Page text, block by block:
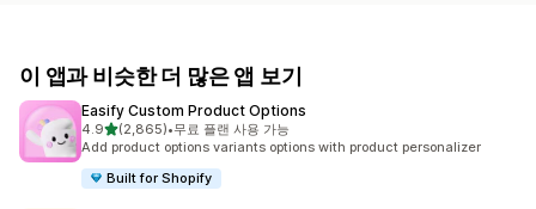
이 앱과 비슷한 더 많은 앱 보기
Easify Custom Product Options
4.9별 5개 중
(2,865)
총 리뷰 2865개
•무료 플랜 사용 가능
Add product options variants options with product personalizer
Built for Shopify